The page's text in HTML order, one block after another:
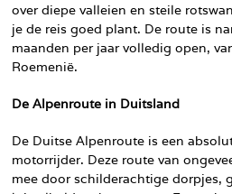
over diepe valleien en steile
je de reis goed plant. De route is
maanden per jaar volledig open,
Roemenië.
De Alpenroute in Duitsland
De Duitse Alpenroute is een
motorrijder. Deze route van
mee door schilderachtige dorpjes,